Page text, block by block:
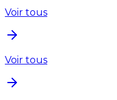
Voir tous
Voir tous